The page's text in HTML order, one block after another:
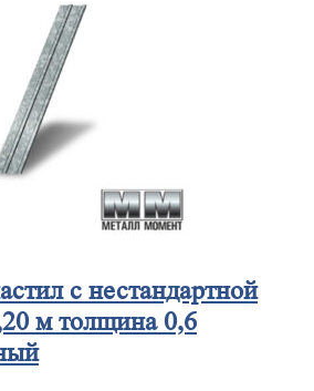
с нестандартной
м толщина 0,6